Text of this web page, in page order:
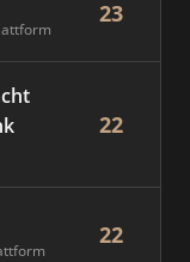
23
22
22